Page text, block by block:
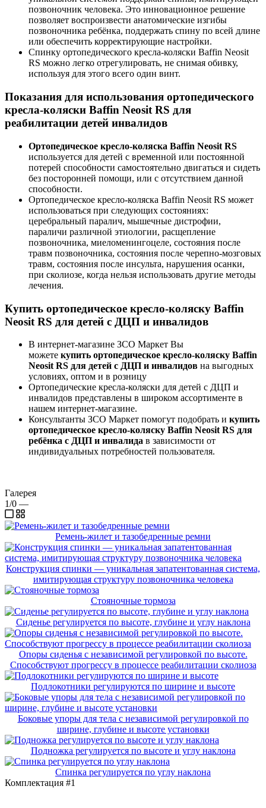
позвоночник человека. Это инновационное решение
позволяет воспроизвести анатомические изгибы
позвоночника ребёнка, поддержать спину по всей длине
или обеспечить корректирующие настройки.
Спинку ортопедического кресла-коляски Baffin Neosit
RS можно легко отрегулировать, не снимая обивку,
используя для этого всего один винт.
Показания для использования ортопедического
кресла-коляски Baffin Neosit RS для
реабилитации детей инвалидов
Ортопедическое кресло-коляска Baffin Neosit RS
используется для детей с временной или постоянной
потерей способности самостоятельно двигаться и сидеть
без посторонней помощи, или с отсутствием данной
способности.
Ортопедическое кресло-коляска Baffin Neosit RS может
использоваться при следующих состояниях:
церебральный паралич, мышечные дистрофии,
параличи различной этиологии, расщепление
позвоночника, миеломенингоцеле, состояния после
травм позвоночника, состояния после черепно-мозговых
травм, состояния после инсульта, нарушения осанки,
при сколиозе, когда нельзя использовать другие методы
лечения.
Купить ортопедическое кресло-коляску Baffin
Neosit RS для детей с ДЦП и инвалидов
В интернет-магазине ЗСО Маркет Вы
можете купить ортопедическое кресло-коляску Baffin
Neosit RS для детей с ДЦП и инвалидов на выгодных
условиях, оптом и в розницу
Ортопедические кресла-коляски для детей с ДЦП и
инвалидов представлены в широком ассортименте в
нашем интернет-магазине.
Консультанты ЗСО Маркет помогут подобрать и купить
ортопедическое кресло-коляску Baffin Neosit RS для
ребёнка с ДЦП и инвалида в зависимости от
индивидуальных потребностей пользователя.
Галерея
1/0 —
Ремень-жилет и тазобедренные ремни
Конструкция спинки — уникальная запатентованная система,
имитирующая структуру позвоночника человека
Стояночные тормоза
Сиденье регулируется по высоте, глубине и углу наклона
Опоры сиденья с независимой регулировкой по высоте.
Способствуют прогрессу в процессе реабилитации сколиоза
Подлокотники регулируются по ширине и высоте
Боковые упоры для тела с независимой регулировкой по
ширине, глубине и высоте установки
Подножка регулируется по высоте и углу наклона
Спинка регулируется по углу наклона
Комплектация #1